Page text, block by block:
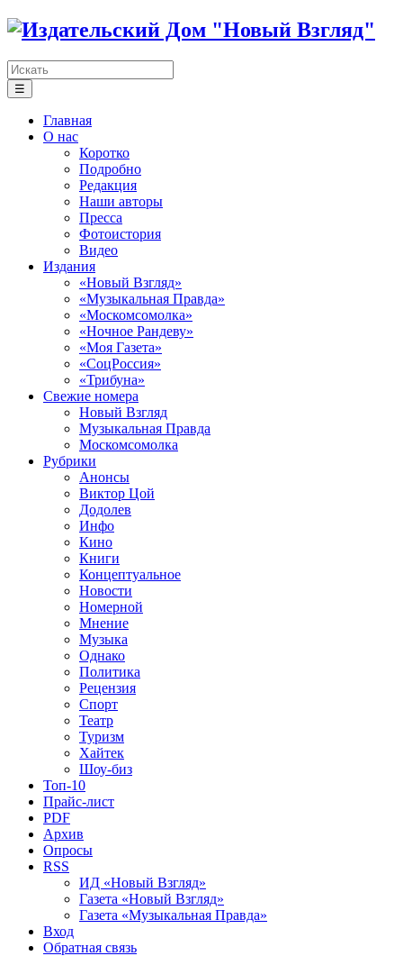
☰
Главная
О нас
Коротко
Подробно
Редакция
Наши авторы
Пресса
Фотоистория
Видео
Издания
«Новый Взгляд»
«Музыкальная Правда»
«Москомсомолка»
«Ночное Рандеву»
«Моя Газета»
«СоцРоссия»
«Трибуна»
Свежие номера
Новый Взгляд
Музыкальная Правда
Москомсомолка
Рубрики
Анонсы
Виктор Цой
Додолев
Инфо
Кино
Книги
Концептуальное
Новости
Номерной
Мнение
Музыка
Однако
Политика
Рецензия
Спорт
Театр
Туризм
Хайтек
Шоу-биз
Топ-10
Прайс-лист
PDF
Архив
Опросы
RSS
ИД «Новый Взгляд»
Газета «Новый Взгляд»
Газета «Музыкальная Правда»
Вход
Обратная связь